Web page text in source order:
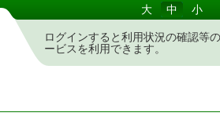
大 中 小
ログインすると利用状況の確認等
ービスを利用できます。